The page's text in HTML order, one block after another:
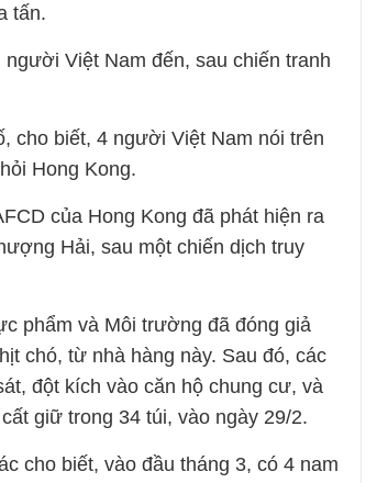
tấn.
Việt Nam đến, sau chiến tranh
cho biết, 4 người Việt Nam nói trên
Hong Kong.
của Hong Kong đã phát hiện ra
Hải, sau một chiến dịch truy
phẩm và Môi trường đã đóng giả
chó, từ nhà hàng này. Sau đó, các
đột kích vào căn hộ chung cư, và
giữ trong 34 túi, vào ngày 29/2.
cho biết, vào đầu tháng 3, có 4 nam